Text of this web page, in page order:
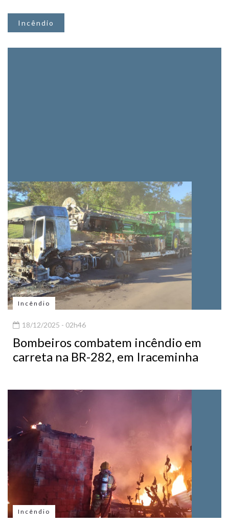
Incêndio
Incêndio
18/12/2025 - 02h46
Bombeiros combatem incêndio em
carreta na BR-282, em Iraceminha
Incêndio